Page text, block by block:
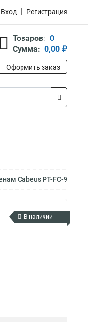
Вход Регистрация
Товаров: 0
Сумма: 0,00 ₽
Оформить заказ
Cabeus PT-FC-9
В наличии